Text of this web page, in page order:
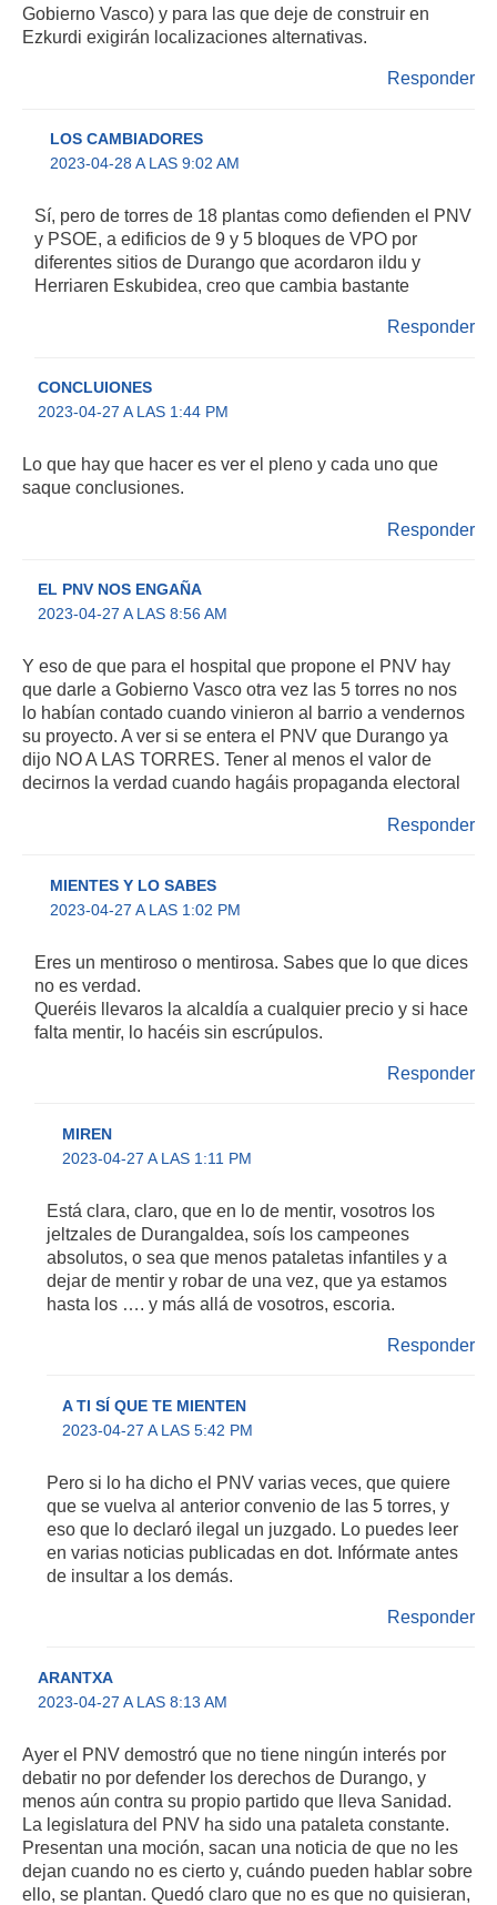
Gobierno Vasco) y para las que deje de construir en
Ezkurdi exigirán localizaciones alternativas.
Responder
LOS CAMBIADORES
2023-04-28 A LAS 9:02 AM
Sí, pero de torres de 18 plantas como defienden el PNV
y PSOE, a edificios de 9 y 5 bloques de VPO por
diferentes sitios de Durango que acordaron ildu y
Herriaren Eskubidea, creo que cambia bastante
Responder
CONCLUIONES
2023-04-27 A LAS 1:44 PM
Lo que hay que hacer es ver el pleno y cada uno que
saque conclusiones.
Responder
EL PNV NOS ENGAÑA
2023-04-27 A LAS 8:56 AM
Y eso de que para el hospital que propone el PNV hay
que darle a Gobierno Vasco otra vez las 5 torres no nos
lo habían contado cuando vinieron al barrio a vendernos
su proyecto. A ver si se entera el PNV que Durango ya
dijo NO A LAS TORRES. Tener al menos el valor de
decirnos la verdad cuando hagáis propaganda electoral
Responder
MIENTES Y LO SABES
2023-04-27 A LAS 1:02 PM
Eres un mentiroso o mentirosa. Sabes que lo que dices
no es verdad.
Queréis llevaros la alcaldía a cualquier precio y si hace
falta mentir, lo hacéis sin escrúpulos.
Responder
MIREN
2023-04-27 A LAS 1:11 PM
Está clara, claro, que en lo de mentir, vosotros los
jeltzales de Durangaldea, soís los campeones
absolutos, o sea que menos pataletas infantiles y a
dejar de mentir y robar de una vez, que ya estamos
hasta los …. y más allá de vosotros, escoria.
Responder
A TI SÍ QUE TE MIENTEN
2023-04-27 A LAS 5:42 PM
Pero si lo ha dicho el PNV varias veces, que quiere
que se vuelva al anterior convenio de las 5 torres, y
eso que lo declaró ilegal un juzgado. Lo puedes leer
en varias noticias publicadas en dot. Infórmate antes
de insultar a los demás.
Responder
ARANTXA
2023-04-27 A LAS 8:13 AM
Ayer el PNV demostró que no tiene ningún interés por
debatir no por defender los derechos de Durango, y
menos aún contra su propio partido que lleva Sanidad.
La legislatura del PNV ha sido una pataleta constante.
Presentan una moción, sacan una noticia de que no les
dejan cuando no es cierto y, cuándo pueden hablar sobre
ello, se plantan. Quedó claro que no es que no quisieran,